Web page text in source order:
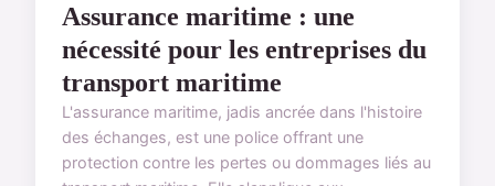
Assurance maritime : une
nécessité pour les entreprises du
transport maritime
L'assurance maritime, jadis ancrée dans l'histoire
des échanges, est une police offrant une
protection contre les pertes ou dommages liés au